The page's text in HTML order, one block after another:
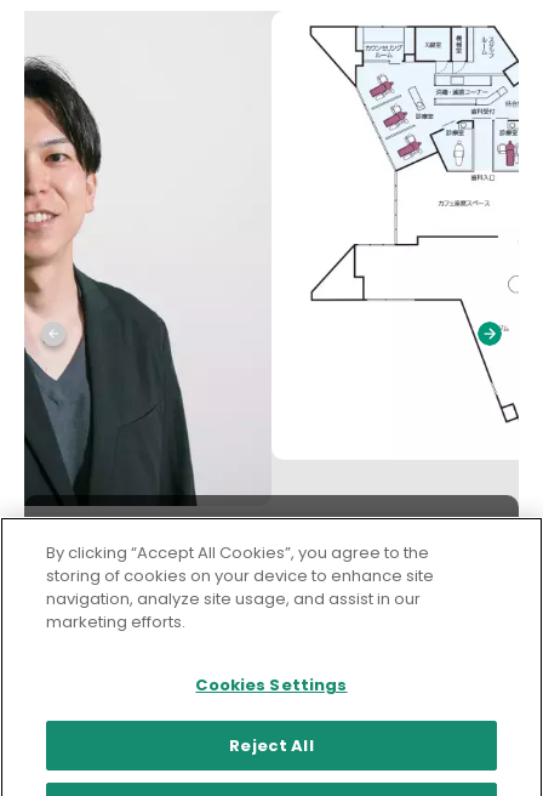
※記載されている監修・執筆・指導者の所属等は制作当時のものです。
By clicking “Accept All Cookies”, you agree to the
storing of cookies on your device to enhance site
navigation, analyze site usage, and assist in our
marketing efforts.
Cookies Settings
Reject All